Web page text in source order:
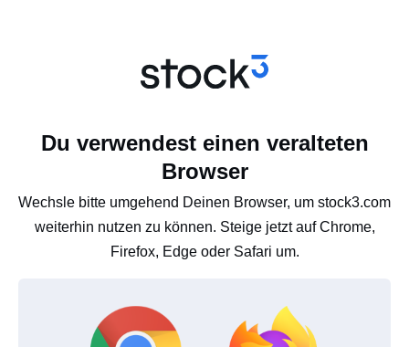
Du verwendest einen veralteten
Browser
Wechsle bitte umgehend Deinen Browser, um stock3.com
weiterhin nutzen zu können. Steige jetzt auf Chrome,
Firefox, Edge oder Safari um.